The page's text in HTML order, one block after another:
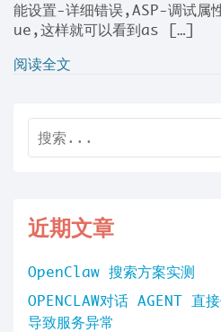
能设置-详细错误,ASP-调试属
ue,这样就可以看到as […]
阅读全文
近期文章
OpenClaw 搜索方案实测
OPENCLAW对话 AGENT
导致服务异常